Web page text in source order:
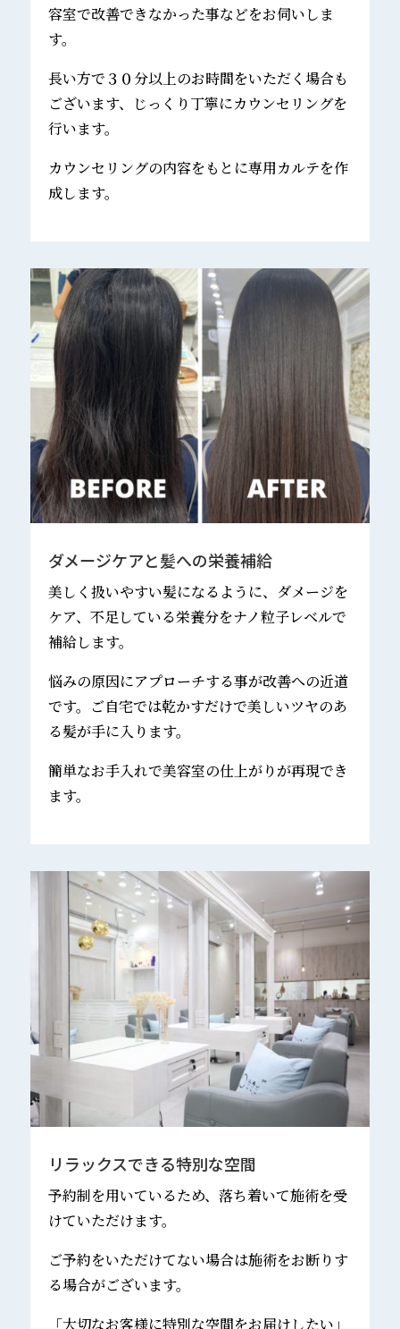
容室で改善できなかった事などをお伺いしま
す。
長い方で３０分以上のお時間をいただく場合も
ございます、じっくり丁寧にカウンセリングを
行います。
カウンセリングの内容をもとに専用カルテを作
成します。
ダメージケアと髪への栄養補給
美しく扱いやすい髪になるように、ダメージを
ケア、不足している栄養分をナノ粒子レベルで
補給します。
悩みの原因にアプローチする事が改善への近道
です。ご自宅では乾かすだけで美しいツヤのあ
る髪が手に入ります。
簡単なお手入れで美容室の仕上がりが再現でき
ます。
リラックスできる特別な空間
予約制を用いているため、落ち着いて施術を受
けていただけます。
ご予約をいただけてない場合は施術をお断りす
る場合がございます。
「大切なお客様に特別な空間をお届けしたい」